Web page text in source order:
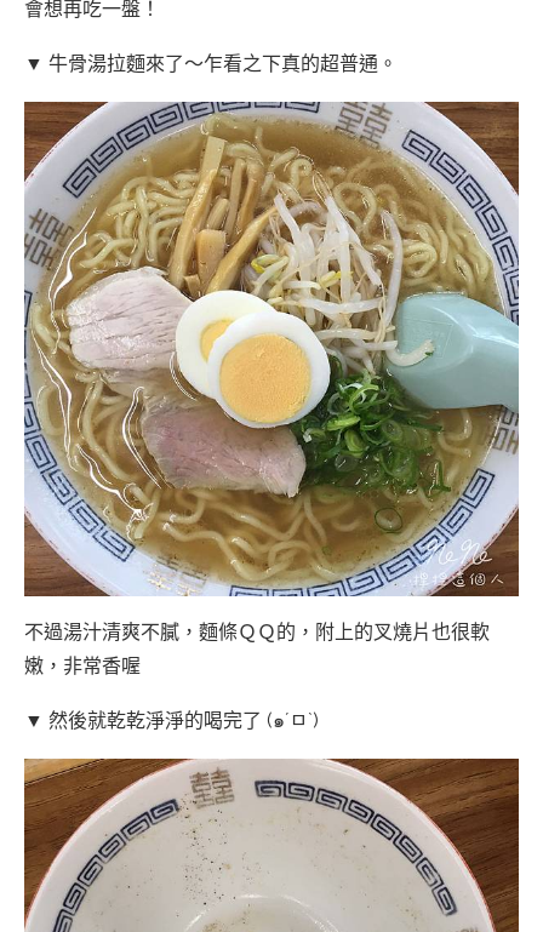
會想再吃一盤！
▼ 牛骨湯拉麵來了～乍看之下真的超普通。
不過湯汁清爽不膩，麵條ＱＱ的，附上的叉燒片也很軟
嫩，非常香喔
▼ 然後就乾乾淨淨的喝完了 (๑´ㅁ`)